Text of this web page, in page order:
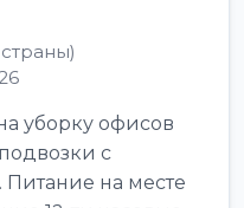
уборку офисов
с
Питание на месте